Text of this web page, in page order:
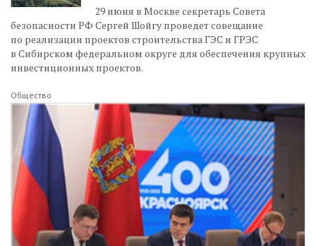
29 июня в Москве секретарь Совета
безопасности РФ Сергей Шойгу проведет совещание
по реализации проектов строительства ГЭС и ГРЭС
в Сибирском федеральном округе для обеспечения крупных
инвестиционных проектов.
Общество